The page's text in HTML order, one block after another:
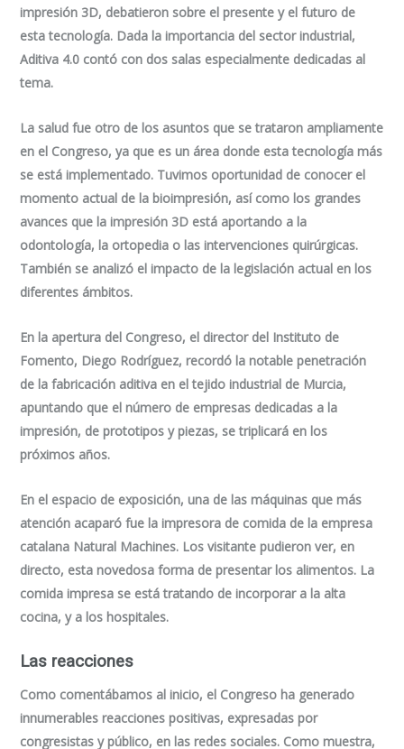
impresión 3D, debatieron sobre el presente y el futuro de
esta tecnología. Dada la importancia del sector industrial,
Aditiva 4.0 contó con dos salas especialmente dedicadas al
tema.
La salud fue otro de los asuntos que se trataron ampliamente
en el Congreso, ya que es un área donde esta tecnología más
se está implementado. Tuvimos oportunidad de conocer el
momento actual de la bioimpresión, así como los grandes
avances que la impresión 3D está aportando a la
odontología, la ortopedia o las intervenciones quirúrgicas.
También se analizó el impacto de la legislación actual en los
diferentes ámbitos.
En la apertura del Congreso, el director del Instituto de
Fomento, Diego Rodríguez, recordó la notable penetración
de la fabricación aditiva en el tejido industrial de Murcia,
apuntando que el número de empresas dedicadas a la
impresión, de prototipos y piezas, se triplicará en los
próximos años.
En el espacio de exposición, una de las máquinas que más
atención acaparó fue la impresora de comida de la empresa
catalana Natural Machines. Los visitante pudieron ver, en
directo, esta novedosa forma de presentar los alimentos. La
comida impresa se está tratando de incorporar a la alta
cocina, y a los hospitales.
Las reacciones
Como comentábamos al inicio, el Congreso ha generado
innumerables reacciones positivas, expresadas por
congresistas y público, en las redes sociales. Como muestra,